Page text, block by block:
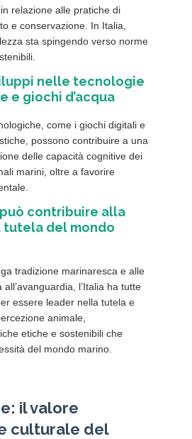
relazione alle pratiche di
e conservazione. In Italia,
sta spingendo verso norme
nelle tecnologie
e giochi d’acqua
come i giochi digitali e
possono contribuire a una
delle capacità cognitive dei
marini, oltre a favorire
può contribuire alla
tutela del mondo
tradizione marinaresca e alle
l’Italia ha tutte
essere leader nella tutela e
animale,
etiche e sostenibili che
del mondo marino.
il valore
culturale del